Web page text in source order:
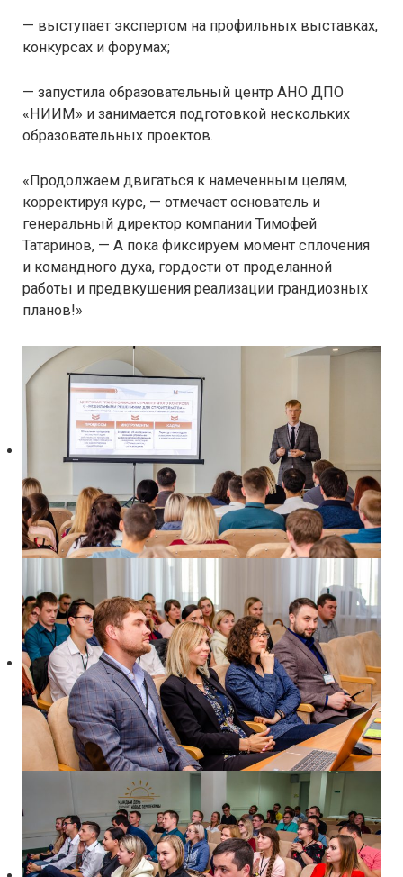
— выступает экспертом на профильных выставках,
конкурсах и форумах;
— запустила образовательный центр АНО ДПО
«НИИМ» и занимается подготовкой нескольких
образовательных проектов.
«Продолжаем двигаться к намеченным целям,
корректируя курс, — отмечает основатель и
генеральный директор компании Тимофей
Татаринов, — А пока фиксируем момент сплочения
и командного духа, гордости от проделанной
работы и предвкушения реализации грандиозных
планов!»